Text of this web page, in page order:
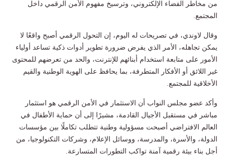
من مخاطر الفضاء الإلكتروني، وترسيخ مفهوم الأمن الرقمي داخل
المجتمع.
وقال لاوندي، في تصريحات له اليوم، إن التحول الرقمي أصبح واقعًا لا
يمكن تجاهله، الأمر الذي يفرض ضرورة تطوير أدوات ذكية تساعد أولياء
الأمور على متابعة استخدام أبنائهم للإنترنت، والحد من تعرضهم للمحتوى
غير اللائق أو الأفكار المتطرفة، بما يحافظ على الهوية الوطنية والقيم
الأخلاقية للمجتمع.
وأكد عضو مجلس النواب أن الاستثمار في الأمن الرقمي هو استثمار
مباشر في مستقبل الأجيال القادمة، مشيرًا إلى أن حماية الأطفال في
العالم الافتراضي أصبحت مسؤولية وطنية تتطلب تكاملًا بين مؤسسات
الدولة، والأسرة، والمدرسة، ووسائل الإعلام، وشركات التكنولوجيا، من
أجل بناء بيئة رقمية آمنة تواكب التطورات المتسارعة.